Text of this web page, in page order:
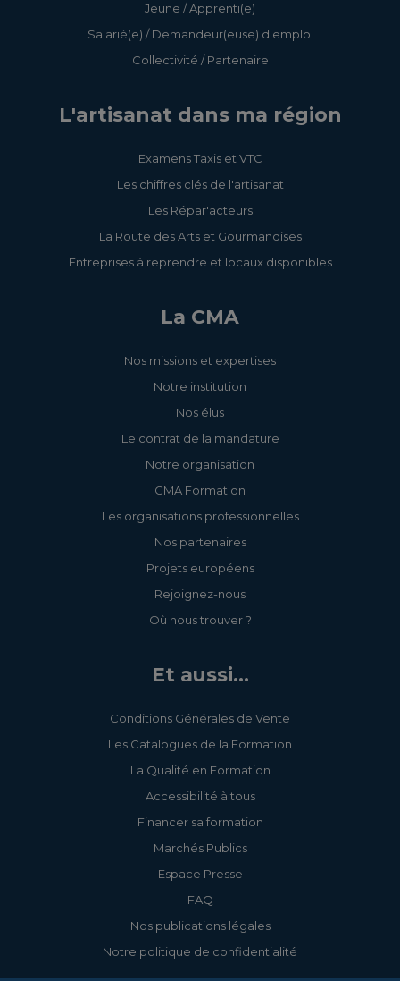
Jeune / Apprenti(e)
Salarié(e) / Demandeur(euse) d'emploi
Collectivité / Partenaire
L'artisanat dans ma région
Examens Taxis et VTC
Les chiffres clés de l'artisanat
Les Répar'acteurs
La Route des Arts et Gourmandises
Entreprises à reprendre et locaux disponibles
La CMA
Nos missions et expertises
Notre institution
Nos élus
Le contrat de la mandature
Notre organisation
CMA Formation
Les organisations professionnelles
Nos partenaires
Projets européens
Rejoignez-nous
Où nous trouver ?
Et aussi...
Conditions Générales de Vente
Les Catalogues de la Formation
La Qualité en Formation
Accessibilité à tous
Financer sa formation
Marchés Publics
Espace Presse
FAQ
Nos publications légales
Notre politique de confidentialité